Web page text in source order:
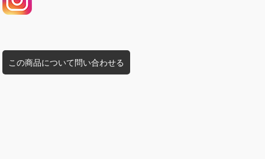
この商品について問い合わせる